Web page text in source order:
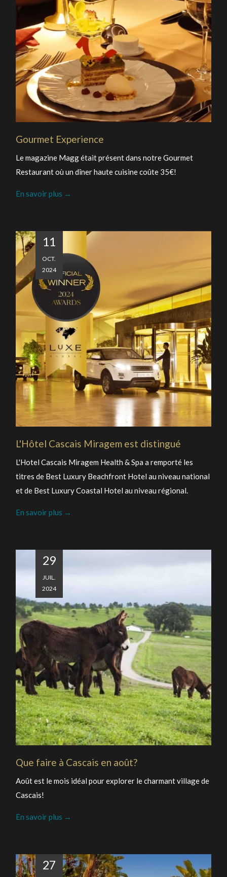
Gourmet Experience
Le magazine Magg était présent dans notre Gourmet
Restaurant où un dîner haute cuisine coûte 35€!
En savoir plus
11
OCT.
2024
L'Hôtel Cascais Miragem est distingué
L'Hotel Cascais Miragem Health & Spa a remporté les
titres de Best Luxury Beachfront Hotel au niveau national
et de Best Luxury Coastal Hotel au niveau régional.
En savoir plus
29
JUIL.
2024
Que faire à Cascais en août?
Août est le mois idéal pour explorer le charmant village de
Cascais!
En savoir plus
27